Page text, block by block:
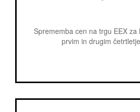
Sprememba cen na trgu EEX
prvim in drugim